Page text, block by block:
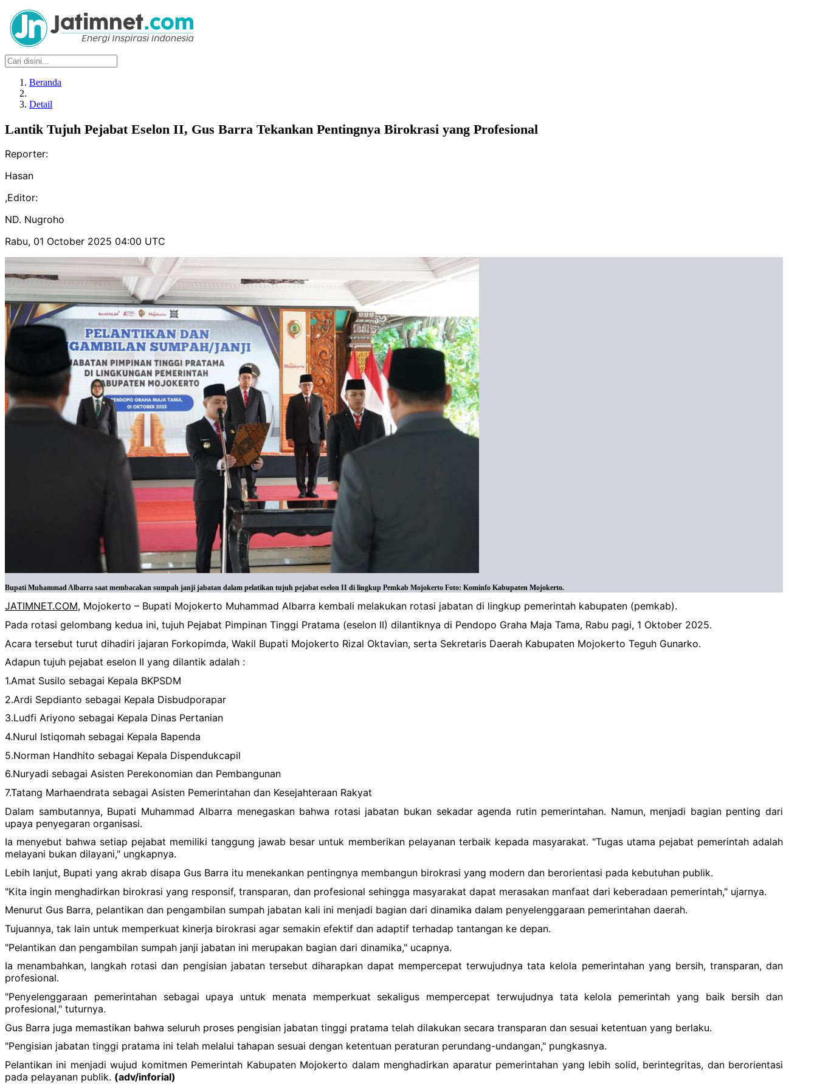
Beranda
Detail
Lantik Tujuh Pejabat Eselon II, Gus Barra Tekankan Pentingnya Birokrasi yang Profesional
Reporter:
Hasan
,Editor:
ND. Nugroho
Rabu, 01 October 2025 04:00 UTC
Bupati Muhammad Albarra saat membacakan sumpah janji jabatan dalam pelatikan tujuh pejabat eselon II di lingkup Pemkab Mojokerto Foto: Kominfo Kabupaten Mojokerto.
JATIMNET.COM, Mojokerto – Bupati Mojokerto Muhammad Albarra kembali melakukan rotasi jabatan di lingkup pemerintah kabupaten (pemkab).
Pada rotasi gelombang kedua ini, tujuh Pejabat Pimpinan Tinggi Pratama (eselon II) dilantiknya di Pendopo Graha Maja Tama, Rabu pagi, 1 Oktober 2025.
Acara tersebut turut dihadiri jajaran Forkopimda, Wakil Bupati Mojokerto Rizal Oktavian, serta Sekretaris Daerah Kabupaten Mojokerto Teguh Gunarko.
Adapun tujuh pejabat eselon II yang dilantik adalah :
1.Amat Susilo sebagai Kepala BKPSDM
2.Ardi Sepdianto sebagai Kepala Disbudporapar
3.Ludfi Ariyono sebagai Kepala Dinas Pertanian
4.Nurul Istiqomah sebagai Kepala Bapenda
5.Norman Handhito sebagai Kepala Dispendukcapil
6.Nuryadi sebagai Asisten Perekonomian dan Pembangunan
7.Tatang Marhaendrata sebagai Asisten Pemerintahan dan Kesejahteraan Rakyat
Dalam sambutannya, Bupati Muhammad Albarra menegaskan bahwa rotasi jabatan bukan sekadar agenda rutin pemerintahan. Namun, menjadi bagian penting dari
upaya penyegaran organisasi.
Ia menyebut bahwa setiap pejabat memiliki tanggung jawab besar untuk memberikan pelayanan terbaik kepada masyarakat. "Tugas utama pejabat pemerintah adalah
melayani bukan dilayani," ungkapnya.
Lebih lanjut, Bupati yang akrab disapa Gus Barra itu menekankan pentingnya membangun birokrasi yang modern dan berorientasi pada kebutuhan publik.
"Kita ingin menghadirkan birokrasi yang responsif, transparan, dan profesional sehingga masyarakat dapat merasakan manfaat dari keberadaan pemerintah," ujarnya.
Menurut Gus Barra, pelantikan dan pengambilan sumpah jabatan kali ini menjadi bagian dari dinamika dalam penyelenggaraan pemerintahan daerah.
Tujuannya, tak lain untuk memperkuat kinerja birokrasi agar semakin efektif dan adaptif terhadap tantangan ke depan.
"Pelantikan dan pengambilan sumpah janji jabatan ini merupakan bagian dari dinamika," ucapnya.
Ia menambahkan, langkah rotasi dan pengisian jabatan tersebut diharapkan dapat mempercepat terwujudnya tata kelola pemerintahan yang bersih, transparan, dan
profesional.
"Penyelenggaraan pemerintahan sebagai upaya untuk menata memperkuat sekaligus mempercepat terwujudnya tata kelola pemerintah yang baik bersih dan
profesional," tuturnya.
Gus Barra juga memastikan bahwa seluruh proses pengisian jabatan tinggi pratama telah dilakukan secara transparan dan sesuai ketentuan yang berlaku.
"Pengisian jabatan tinggi pratama ini telah melalui tahapan sesuai dengan ketentuan peraturan perundang-undangan," pungkasnya.
Pelantikan ini menjadi wujud komitmen Pemerintah Kabupaten Mojokerto dalam menghadirkan aparatur pemerintahan yang lebih solid, berintegritas, dan berorientasi
pada pelayanan publik. (adv/inforial)